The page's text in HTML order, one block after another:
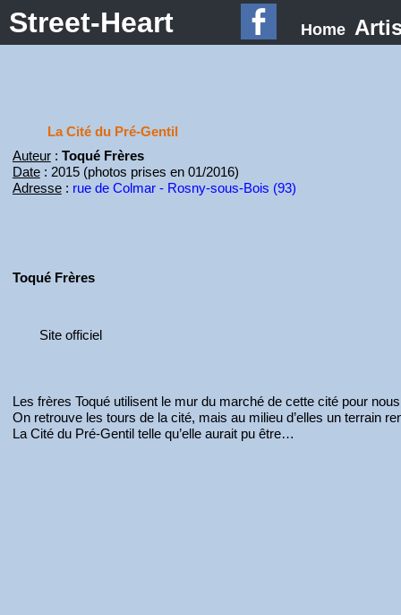
Street-Heart Home
La Cité du Pré-Gentil
Auteur: Toqué Frères
Date: 2015 (photos prises en 01/2016)
Adresse: rue de Colmar - Rosny-sous-Bois (93)
Toqué Frères
Site officiel
Les frères Toqué utilisent le mur du marché de cette cité pour
On retrouve les tours de la cité, mais au milieu d’elles un terrain
La Cité du Pré-Gentil telle qu’elle aurait pu être…